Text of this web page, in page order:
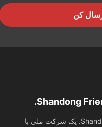
کن
Shandong
Shandong Friend Control System Co., Ltd. یک شرکت ملی با